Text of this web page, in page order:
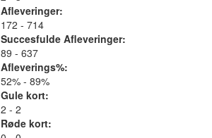
Afleveringer:
172 - 714
Succesfulde Afleveringer:
89 - 637
Afleverings%:
52% - 89%
Gule kort:
2 - 2
Røde kort: